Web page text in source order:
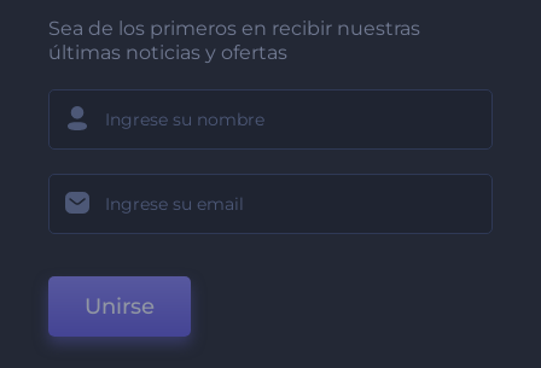
Sea de los primeros en recibir nuestras
últimas noticias y ofertas
Unirse